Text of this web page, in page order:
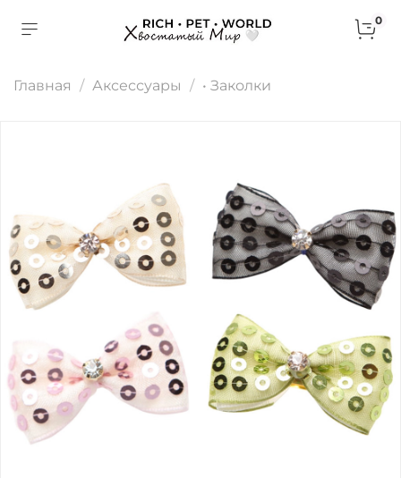
0
Главная Аксессуары • Заколки